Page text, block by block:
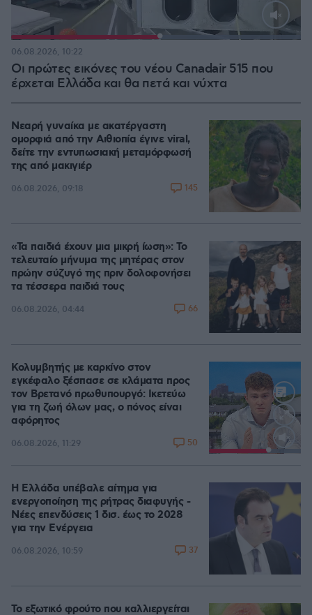
Loaded:
Οι πρώτες εικόνες του νέου Canadair 515 που
έρχεται Ελλάδα και θα πετά και νύχτα
06.08.2026, 10:22
Νεαρή γυναίκα με ακατέργαστη
ομορφιά από την Αιθιοπία έγινε viral,
δείτε την εντυπωσιακή μεταμόρφωσή
της από μακιγιέρ
06.08.2026, 09:18 145
«Τα παιδιά έχουν μια μικρή ίωση»: Το
τελευταίο μήνυμα της μητέρας στον
πρώην σύζυγό της πριν δολοφονήσει
τα τέσσερα παιδιά τους
06.08.2026, 04:44 66
Loaded:
Κολυμβητής με καρκίνο στον
εγκέφαλο ξέσπασε σε κλάματα προς
τον Βρετανό πρωθυπουργό: Ικετεύω
για τη ζωή όλων μας, ο πόνος είναι
αφόρητος
06.08.2026, 11:29 50
Η Ελλάδα υπέβαλε αίτημα για
ενεργοποίηση της ρήτρας διαφυγής -
Νέες επενδύσεις 1 δισ. έως το 2028
για την Ενέργεια
06.08.2026, 10:59 37
Το εξωτικό φρούτο που καλλιεργείται